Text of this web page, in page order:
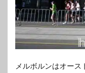
メルボルンはオース